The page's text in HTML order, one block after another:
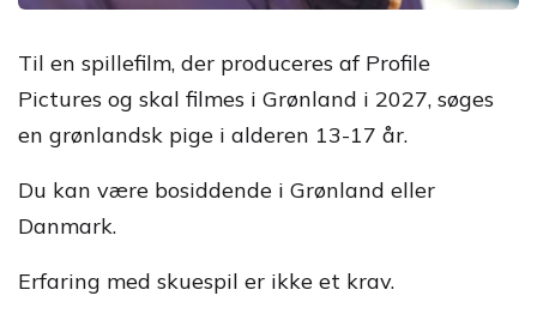
Til en spillefilm, der produceres af Profile
Pictures og skal filmes i Grønland i 2027, søges
en grønlandsk pige i alderen 13-17 år.
Du kan være bosiddende i Grønland eller
Danmark.
Erfaring med skuespil er ikke et krav.